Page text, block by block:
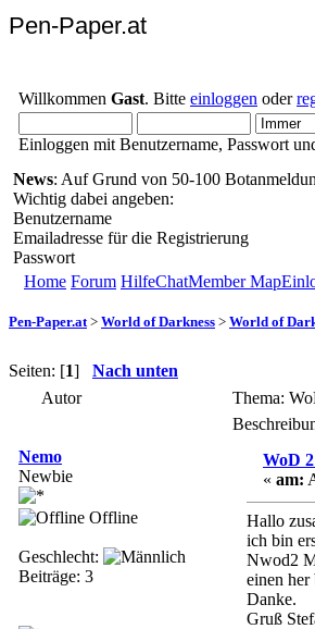
Pen-Paper.at
Willkommen Gast. Bitte einloggen oder
Einloggen mit Benutzername, Passwort
News: Auf Grund von 50-100
Wichtig dabei angeben:
Benutzername
Emailadresse für die Registrierung
Passwort
Home Forum HilfeChatMember Map
Pen-Paper.at > World of Darkness > World of
Seiten: [1] Nach unten
Autor
Thema:
Nemo
Newbie
Offline
Geschlecht:
Beiträge: 3
WoD
« am:
Hallo
ich bin
Nwod2
einen her
Danke.
Gruß